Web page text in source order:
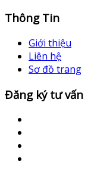
Thông Tin
Giới thiệu
Liên hệ
Sơ đồ trang
Đăng ký tư vấn